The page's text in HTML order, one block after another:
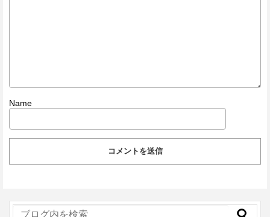
Name